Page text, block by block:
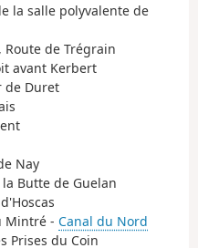
la salle polyvalente de
Route de Trégrain
avant Kerbert
de Duret
Nay
Butte de Guelan
Mintré - Canal du Nord
Prises du Coin